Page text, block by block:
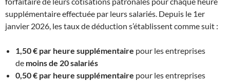
supplémentaire effectuée par leurs salariés. Depuis le 1er
janvier 2026, les taux de déduction s’établissent comme suit :
1,50 € par heure supplémentaire pour les entreprises
de moins de 20 salariés
0,50 € par heure supplémentaire pour les entreprises